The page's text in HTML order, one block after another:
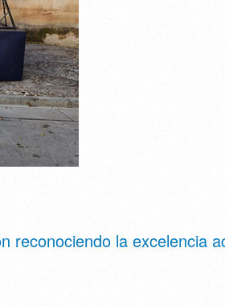
reconociendo la excelencia